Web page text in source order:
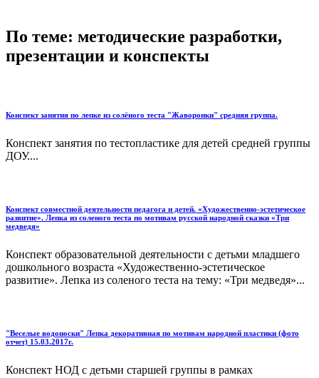
По теме: методические разработки,
презентации и конспекты
Конспект занятия по лепке из солёного теста "Жаворонки" средняя группа.
Конспект занятия по тестопластике для детей средней группы
ДОУ....
Конспект совместной деятельности педагога и детей. «Художественно-эстетическое
развитие». Лепка из соленого теста по мотивам русской народной сказки «Три
медведя»
Конспект образовательной деятельности с детьми младшего
дошкольного возраста «Художественно-эстетическое
развитие». Лепка из соленого теста на тему: «Три медведя»...
"Веселые водоноски" Лепка декоративная по мотивам народной пластики (фото
отчет) 15.03.2017г.
Конспект НОД с детьми старшей группы в рамках